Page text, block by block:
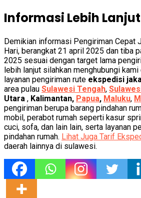
Informasi Lebih Lanjut
Demikian informasi Pengiriman Cepat
Hari, berangkat 21 april 2025 dan tiba
2025 sesuai dengan target lama
lebih lanjut silahkan menghubungi kami
layanan pengiriman rute ekspedisi
area pulau Sulawesi Tengah,
Utara , Kalimantan, Papua, Maluku,
pengiriman berupa barang pindahan
mobil, perabot rumah seperti kasur
cuci, sofa, dan lain lain, serta layanan
pindahan rumah. Lihat Juga Tarif
daerah lainnya di sulawesi.